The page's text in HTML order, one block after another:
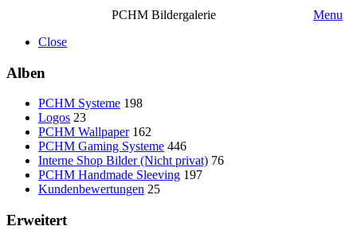
PCHM Bildergalerie
Menu
Close
Alben
PCHM Systeme 198
Logos 23
PCHM Wallpaper 162
PCHM Gaming Systeme 446
Interne Shop Bilder (Nicht privat) 76
PCHM Handmade Sleeving 197
Kundenbewertungen 25
Erweitert